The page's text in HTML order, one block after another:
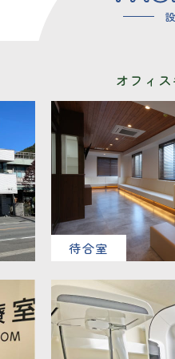
オフィ
待合室